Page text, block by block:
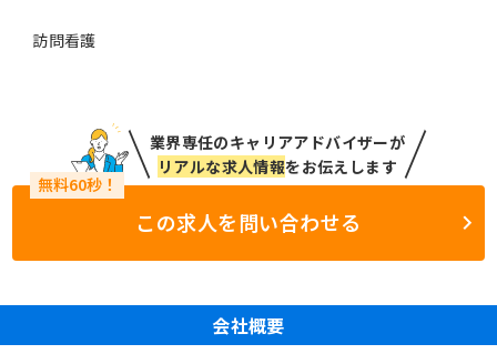
訪問看護
業界専任のキャリアアドバイザーが
リアルな求人情報をお伝えします
この求人を問い合わせる
会社概要